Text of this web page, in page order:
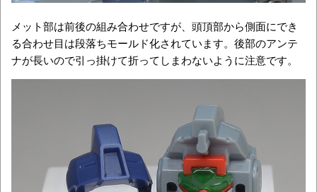
メット部は前後の組み合わせですが、頭頂部から側面にでき
る合わせ目は段落ちモールド化されています。後部のアンテ
ナが長いので引っ掛けて折ってしまわないように注意です。